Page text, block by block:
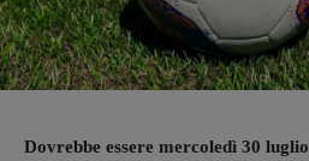
Dovrebbe essere mercoledì 30 luglio